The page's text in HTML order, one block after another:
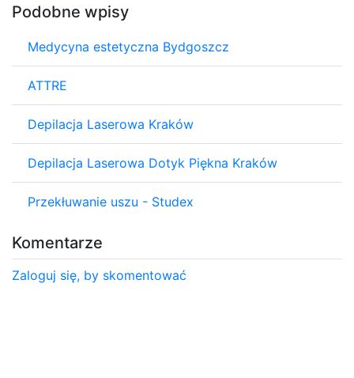
Podobne wpisy
Medycyna estetyczna Bydgoszcz
ATTRE
Depilacja Laserowa Kraków
Depilacja Laserowa Dotyk Piękna Kraków
Przekłuwanie uszu - Studex
Komentarze
Zaloguj się, by skomentować